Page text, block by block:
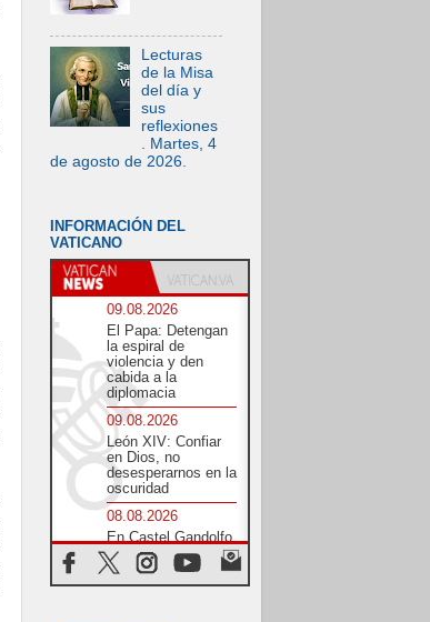
Lecturas
de la Misa
del día y
sus
reflexiones
. Martes, 4
de agosto de 2026.
INFORMACIÓN DEL
VATICANO
09.08.2026
El Papa: Detengan
la espiral de
violencia y den
cabida a la
diplomacia
09.08.2026
León XIV: Confiar
en Dios, no
desesperarnos en la
oscuridad
08.08.2026
En Castel Gandolfo,
el tapiz de Raffaello
sobre el sermón de
San Pablo